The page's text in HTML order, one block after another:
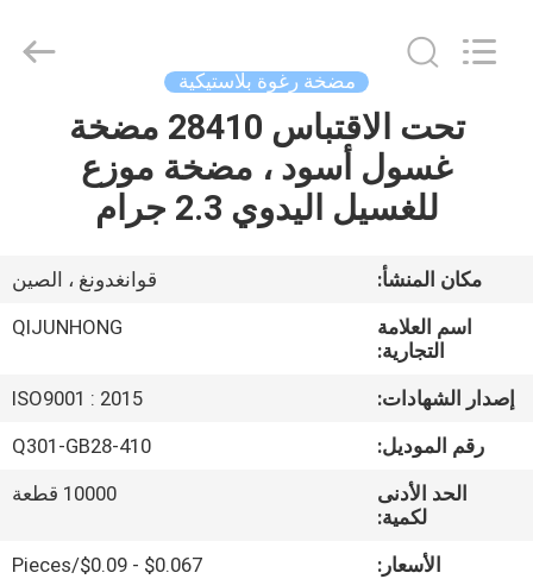
المنزل
المنتجات
برنامج
عنّا
جولة
المصنع
PRODUCTS
MANUFACTORY
مضخة رغوة بلاستيكية
تحت الاقتباس 28410 مضخة
غسول أسود ، مضخة موزع
للغسيل اليدوي 2.3 جرام
مكان المنشأ:
قوانغدونغ ، الصين
اسم العلامة
التجارية:
QIJUNHONG
إصدار الشهادات:
ISO9001 : 2015
رقم الموديل:
Q301-GB28-410
الحد الأدنى
لكمية:
10000 قطعة
الأسعار:
$0.067 - $0.09/Pieces